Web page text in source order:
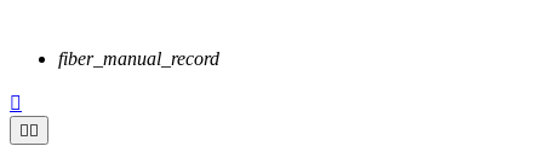
fiber_manual_record

 